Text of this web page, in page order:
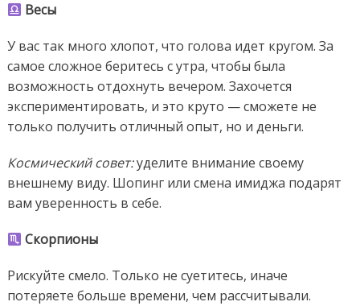
Весы
У вас так много хлопот, что голова идет кругом. За
самое сложное беритесь с утра, чтобы была
возможность отдохнуть вечером. Захочется
экспериментировать, и это круто — сможете не
только получить отличный опыт, но и деньги.
Космический совет:уделите внимание своему
внешнему виду. Шопинг или смена имиджа подарят
вам уверенность в себе.
Скорпионы
Рискуйте смело. Только не суетитесь, иначе
потеряете больше времени, чем рассчитывали.